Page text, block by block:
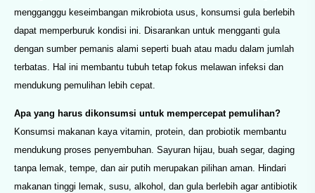
mengganggu keseimbangan mikrobiota usus, konsumsi gula berlebih
dapat memperburuk kondisi ini. Disarankan untuk mengganti gula
dengan sumber pemanis alami seperti buah atau madu dalam jumlah
terbatas. Hal ini membantu tubuh tetap fokus melawan infeksi dan
mendukung pemulihan lebih cepat.
Apa yang harus dikonsumsi untuk mempercepat pemulihan?
Konsumsi makanan kaya vitamin, protein, dan probiotik membantu
mendukung proses penyembuhan. Sayuran hijau, buah segar, daging
tanpa lemak, tempe, dan air putih merupakan pilihan aman. Hindari
makanan tinggi lemak, susu, alkohol, dan gula berlebih agar antibiotik